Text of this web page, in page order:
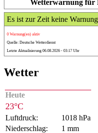
Wetterwarnung für
Es ist zur Zeit keine
0 Warnung(en) aktiv
Quelle: Deutsche Wetterdienst
Letzte Aktualisierung 06.08.2026 - 03:17 Uhr
Wetter
Heute
23°C
Luftdruck:
1018 hPa
Niederschlag:
1 mm